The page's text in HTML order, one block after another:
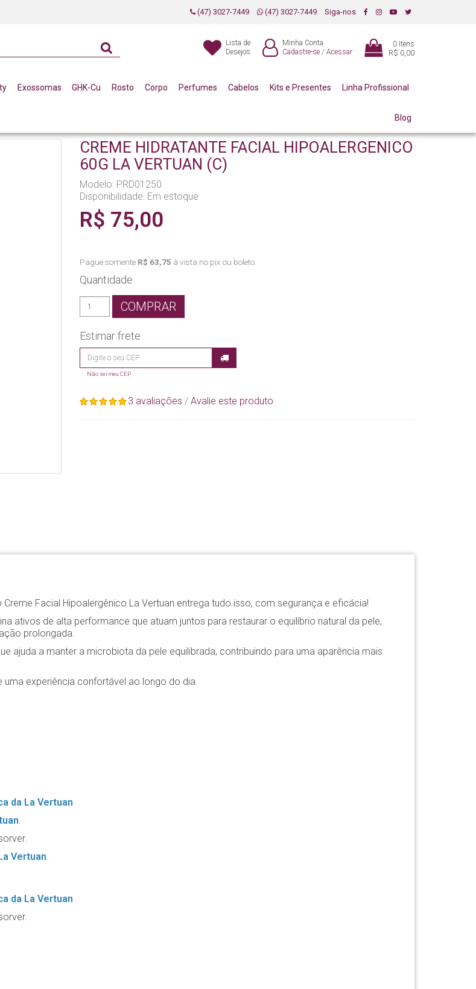
(47) 3027-7449 (47) 3027-7449 Siga-nos
Lista de
Desejos
Minha Conta
Cadastre-se / Acessar
0 Itens
R$ 0,00
Exossomas GHK-Cu Rosto Corpo Perfumes Cabelos Kits e Presentes Linha Profissional
Blog
FACIAL HIPOALERGENICO 60G LA VERTUAN (C)
CREME HIDRATANTE FACIAL HIPOALERGENICO
60G LA VERTUAN (C)
Modelo: PRD01250
Disponibilidade: Em estoque
R$ 75,00
Pague somente R$ 63,75 à vista no pix ou boleto.
Quantidade
COMPRAR
Estimar frete
Não sei meu CEP
3 avaliações / Avalie este produto
Facial Hipoalergênico La Vertuan entrega tudo isso, com segurança e eficácia!
ativos de alta performance que atuam juntos para restaurar o equilíbrio natural da pele,
prolongada.
ajuda a manter a microbiota da pele equilibrada, contribuindo para uma aparência mais
experiência confortável ao longo do dia.
da La Vertuan
.
Vertuan.
da La Vertuan